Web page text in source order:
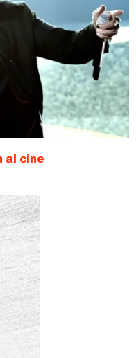
al cine